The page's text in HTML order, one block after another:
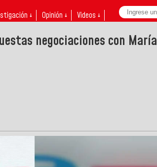
↓ Opinión ↓ Videos ↓
negociaciones con María